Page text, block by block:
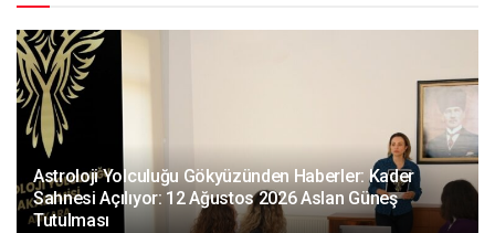
Astroloji Yolculuğu Gökyüzünden Haberler: Kader
Sahnesi Açılıyor: 12 Ağustos 2026 Aslan Güneş
Tutulması